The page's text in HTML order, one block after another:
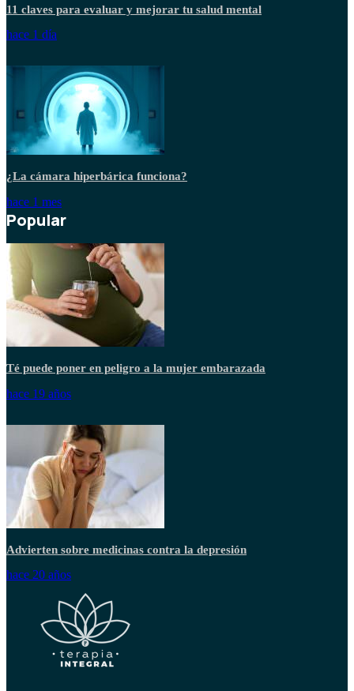
11 claves para evaluar y mejorar tu salud mental
hace 1 día
¿La cámara hiperbárica funciona?
hace 1 mes
Popular
Té puede poner en peligro a la mujer embarazada
hace 19 años
Advierten sobre medicinas contra la depresión
hace 20 años